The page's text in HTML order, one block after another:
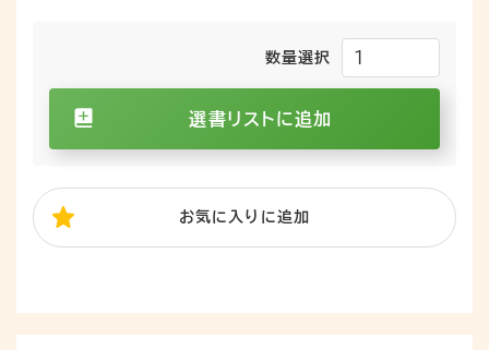
数量選択
選書リストに追加
お気に入り に追加